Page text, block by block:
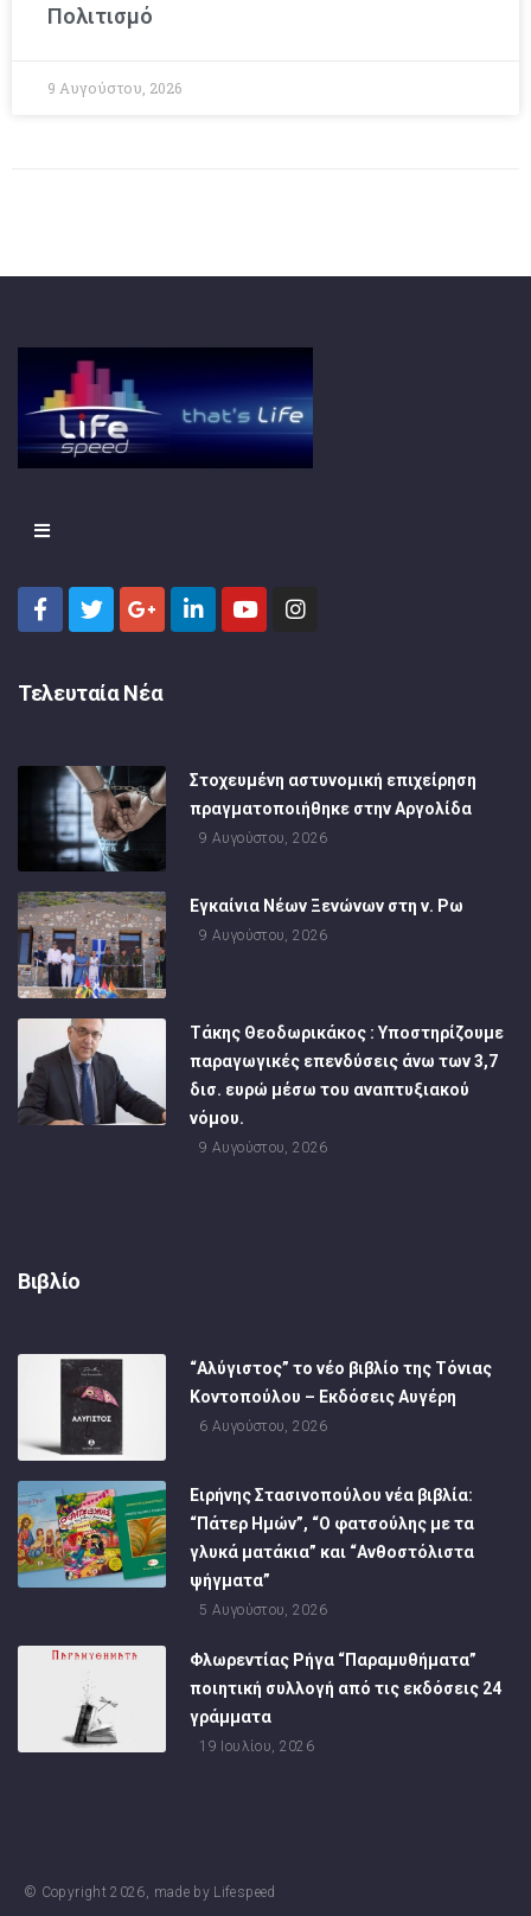
Πολιτισμό
9 Αυγούστου, 2026
Τελευταία Νέα
Στοχευμένη αστυνομική επιχείρηση
πραγματοποιήθηκε στην Αργολίδα
9 Αυγούστου, 2026
Εγκαίνια Νέων Ξενώνων στη ν. Ρω
9 Αυγούστου, 2026
Τάκης Θεοδωρικάκος : Υποστηρίζουμε
παραγωγικές επενδύσεις άνω των 3,7
δισ. ευρώ μέσω του αναπτυξιακού
νόμου.
9 Αυγούστου, 2026
Βιβλίο
“Αλύγιστος” το νέο βιβλίο της Τόνιας
Κοντοπούλου – Εκδόσεις Αυγέρη
6 Αυγούστου, 2026
Ειρήνης Στασινοπούλου νέα βιβλία:
“Πάτερ Ημών”, “Ο φατσούλης με τα
γλυκά ματάκια” και “Ανθοστόλιστα
ψήγματα”
5 Αυγούστου, 2026
Φλωρεντίας Ρήγα “Παραμυθήματα”
ποιητική συλλογή από τις εκδόσεις 24
γράμματα
19 Ιουλίου, 2026
© Copyright2026, made by Lifespeed